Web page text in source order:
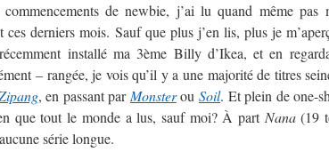
de newbie, j’ai lu quand même pas
ces derniers mois. Sauf que plus j’en lis, plus je
installé ma 3ème Billy d’Ikea, et en
– rangée, je vois qu’il y a une majorité de titres
, en passant par MonsterouSoil. Et plein de one-
que tout le monde a lus, sauf moi? À part Nana(19
série longue.